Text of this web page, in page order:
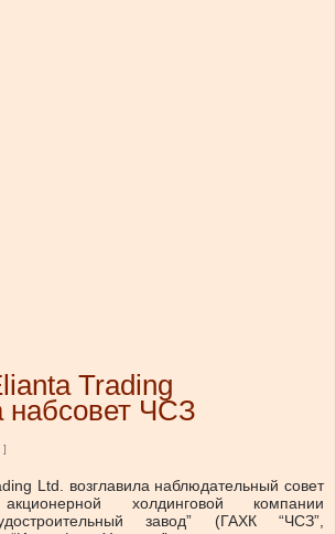
Trading
набсовет ЧСЗ
Ltd. возглавила наблюдательный совет
акционерной холдинговой компании
завод” (ГАХК “ЧСЗ”,